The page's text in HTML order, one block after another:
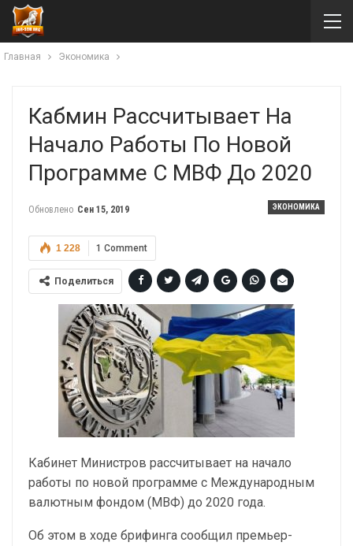
Главная Экономика
Кабмин Рассчитывает На
Начало Работы По Новой
Программе С МВФ До 2020
ЭКОНОМИКА
Обновлено Сен 15, 2019
1 Comment
1 228
Поделиться
Кабинет Министров рассчитывает на начало
работы по новой программе с Международным
валютным фондом (МВФ) до 2020 года.
Об этом в ходе брифинга сообщил премьер-